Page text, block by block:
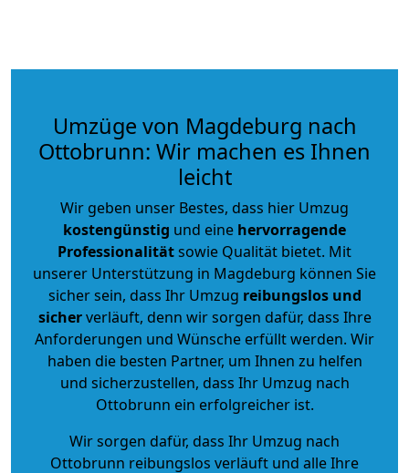
Umzüge von Magdeburg nach
Ottobrunn: Wir machen es Ihnen
leicht
Wir geben unser Bestes, dass hier Umzug
kostengünstig und eine hervorragende
Professionalitätsowie Qualität bietet. Mit
unserer Unterstützung in Magdeburg können Sie
sicher sein, dass Ihr Umzug reibungslos und
sicherverläuft, denn wir sorgen dafür, dass Ihre
Anforderungen und Wünsche erfüllt werden. Wir
haben die besten Partner, um Ihnen zu helfen
und sicherzustellen, dass Ihr Umzug nach
Ottobrunn ein erfolgreicher ist.
Wir sorgen dafür, dass Ihr Umzug nach
Ottobrunn reibungslos verläuft und alle Ihre